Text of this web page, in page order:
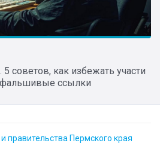
советов, как избежать участи
фальшивые ссылки
правительства Пермского края